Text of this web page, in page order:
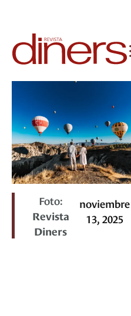
Foto:
Revista
Diners
noviembre
13, 2025